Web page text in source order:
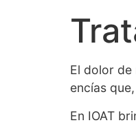
El dolor de
encías
En IOAT